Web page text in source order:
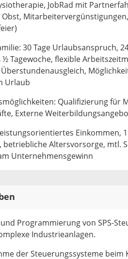
JobRad mit
30 Tage Urlaubsanspruch,
½ Tagewoche, flexible
Urlaub
Qualifizierung für
Externe
Einkommen,
betriebliche Altersvorsorge, mtl.
Unternehmensgewinn
Programmierung von SPS-
Industrieanlagen.
der Steuerungssysteme beim